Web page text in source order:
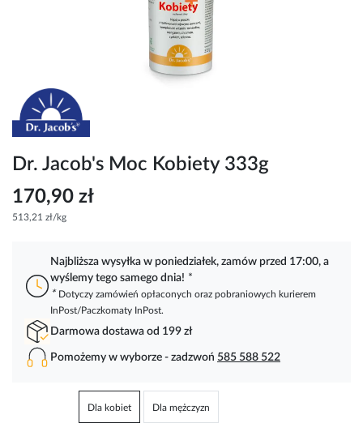
Przejdź
na
początek
Dr. Jacob's Moc Kobiety 333g
170,90 zł
513,21 zł/kg
Najbliższa wysyłka w poniedziałek, zamów przed 17:00, a
wyślemy tego samego dnia! *
* Dotyczy zamówień opłaconych oraz pobraniowych kurierem
InPost/Paczkomaty InPost.
Darmowa dostawa od 199 zł
Pomożemy w wyborze - zadzwoń 585 588 522
Dla kobiet Dla mężczyzn